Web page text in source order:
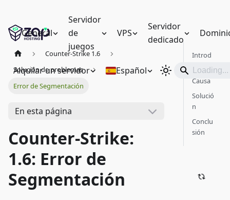
General
Servidor
de
juegos
VPS
Servidor
dedicado
Alquilar un servidor Español
Counter-Strike 1.6
Solución de problemas
Error de Segmentación
En esta página
Counter-Strike:
1.6: Error de
Segmentación
Introd
ucción
Causa
Solució
n
Conclu
sión